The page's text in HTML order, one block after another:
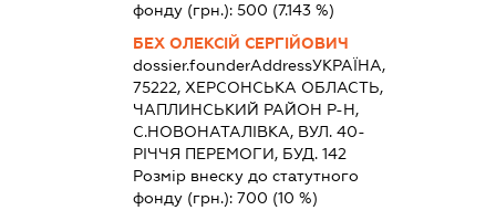
фонду (грн.):500 (7.143 %)
БЕХ ОЛЕКСІЙ СЕРГІЙОВИЧ
dossier.founderAddressУКРАЇНА,
75222, ХЕРСОНСЬКА ОБЛАСТЬ,
ЧАПЛИНСЬКИЙ РАЙОН Р-Н,
С.НОВОНАТАЛІВКА, ВУЛ. 40-
РІЧЧЯ ПЕРЕМОГИ, БУД. 142
Розмір внеску до статутного
фонду (грн.):700 (10 %)